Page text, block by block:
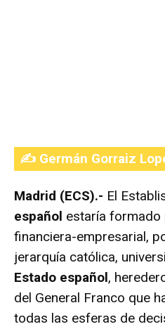
✍️ Germán Gorraiz
Madrid (ECS).- El
español estaría formado
financiera-empresarial,
jerarquía católica,
Estado español,
del General Franco que
todas las esferas de